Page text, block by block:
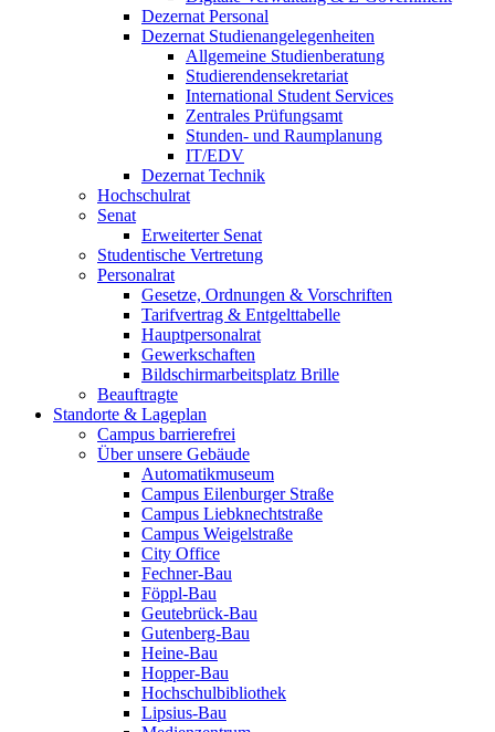
Dezernat Personal
Dezernat Studienangelegenheiten
Allgemeine Studienberatung
Studierendensekretariat
International Student Services
Zentrales Prüfungsamt
Stunden- und Raumplanung
IT/EDV
Dezernat Technik
Hochschulrat
Senat
Erweiterter Senat
Studentische Vertretung
Personalrat
Gesetze, Ordnungen & Vorschriften
Tarifvertrag & Entgelttabelle
Hauptpersonalrat
Gewerkschaften
Bildschirmarbeitsplatz Brille
Beauftragte
Standorte & Lageplan
Campus barrierefrei
Über unsere Gebäude
Automatikmuseum
Campus Eilenburger Straße
Campus Liebknechtstraße
Campus Weigelstraße
City Office
Fechner-Bau
Föppl-Bau
Geutebrück-Bau
Gutenberg-Bau
Heine-Bau
Hopper-Bau
Hochschulbibliothek
Lipsius-Bau